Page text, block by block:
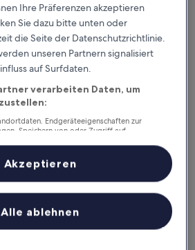
unsere App
dem Laufenden
ohne WLAN auf deinen
Ihre Präferenzen akzeptieren
Sie dazu bitte unten oder
die Seite der Datenschutzrichtlinie.
unseren Partnern signalisiert
auf Surfdaten.
verarbeiten Daten, um
Endgeräteeigenschaften zur
Speichern von oder Zugriff auf
und der Performance von Inhalten,
Entwicklung und Verbesserung von
Alle ablehnen
Akzeptieren